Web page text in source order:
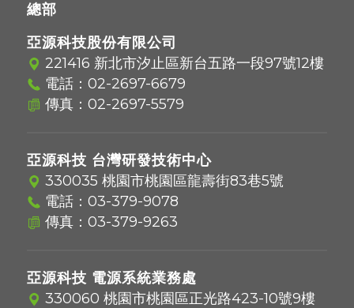
總部
亞源科技股份有限公司
221416 新北市汐止區新台五路一段97號12樓
電話： 02-2697-6679
傳真：02-2697-5579
亞源科技 台灣研發技術中心
330035 桃園市桃園區龍壽街83巷5號
電話： 03-379-9078
傳真：03-379-9263
亞源科技 電源系統業務處
330060 桃園市桃園區正光路423-10號9樓